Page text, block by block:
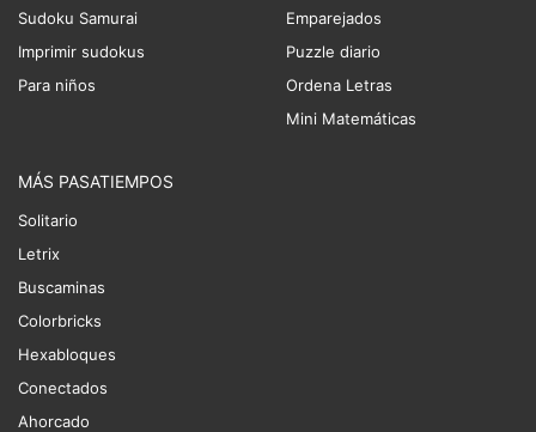
Sudoku Samurai
Imprimir sudokus
Para niños
Emparejados
Puzzle diario
Ordena Letras
Mini Matemáticas
MÁS PASATIEMPOS
Solitario
Letrix
Buscaminas
Colorbricks
Hexabloques
Conectados
Ahorcado